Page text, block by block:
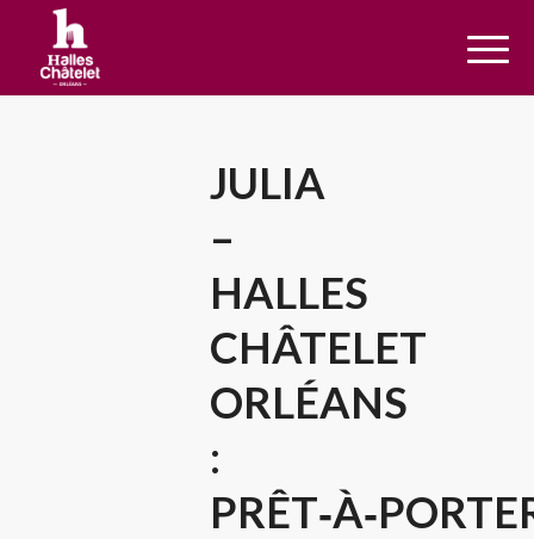
JULIA
–
HALLES
CHÂTELET
ORLÉANS
: